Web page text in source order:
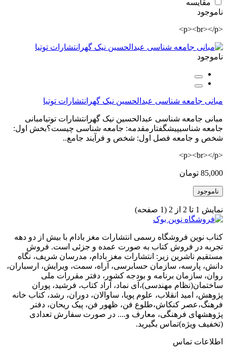
مقایسه
ناموجود
<p><br></p>
ناموجود
مبانی جامعه شناسی عبدالحسین نیک گهرانتشارات توتیا
مبانی جامعه شناسی عبدالحسین نیک گهرانتشارات توتیامبانی
جامعه شناسیپیشگفتارمقدمه: جامعه شناسی چیست؟بخش اول:
شخص و جامعه فصل اول: شخص و فرآیند جامع..
<p><br></p>
85,000 تومان
ناموجود
نمايش 1 تا 2 از 2 (1 صفحه)
کتاب نوین فروشگاه رسمی انتشارات مغز بادام با بیش از دو دهه
تجربه در فروش کتاب به صورت عمده و جزئی است. فروش
مستقیم ناشرین زیر: انتشارات مغز بادام، مدرسان شریف، نگاه
دانش، پارسه، سازمان حسابرسی، آراه، سمت، ویرایش، ارسباران،
روان، سازمان برنامه و بودجه کشور، دفتر مقررات ملی
ساختمان(نظام مهندسی)،آی نماد، آراد کتاب، فرشید، پوران
پژوهش، امید انقلاب، علوم پویا، ساوالان، دوران، رشد، کتاب خانه
فرهنگ،عصر کنکاش،طلوع فن، ظهور فن، پیک ریحان، دفتر
پژوهشهای فرهنگی، معارف و.... در صورت سفارش تعدادی
(تخفیف ویژه)تماس بگیرید.
اطلاعات تماس